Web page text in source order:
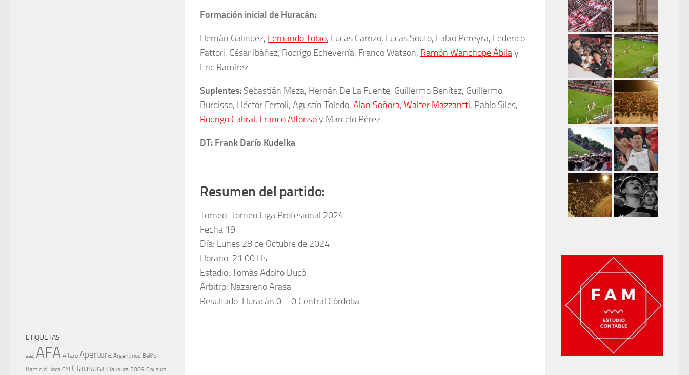
Formación inicial de Huracán:
Hernán Galindez, Fernando Tobio, Lucas Carrizo, Lucas Souto, Fabio Pereyra, Federico
Fattori, César Ibáñez, Rodrigo Echeverría, Franco Watson, Ramón Wanchope Ábilay
Eric Ramírez.
Suplentes: Sebastián Meza, Hernán De La Fuente, Guillermo Benítez, Guillermo
Burdisso, Héctor Fertoli, Agustín Toledo, Alan Soñora, Walter Mazzantti, Pablo Siles,
Rodrigo Cabral, Franco Alfonsoy Marcelo Pérez.
DT: Frank Darío Kudelka
Resumen del partido:
Torneo: Torneo Liga Profesional 2024
Fecha 19
Día: Lunes 28 de Octubre de 2024
Horario: 21.00 Hs.
Estadio: Tomás Adolfo Ducó
Árbitro: Nazareno Arasa
Resultado: Huracán 0 – 0 Central Córdoba
ETIQUETAS
aaaj AFA Alfaro Apertura Argentinos Baliño
Banfield Boca CAI Clausura Clausura 2009 Clausura